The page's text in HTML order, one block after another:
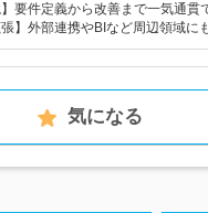
】要件定義から改善まで一気通貫
張】外部連携やBIなど周辺領域に
気になる